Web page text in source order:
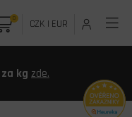
0 CZK| EUR
za kg zde.